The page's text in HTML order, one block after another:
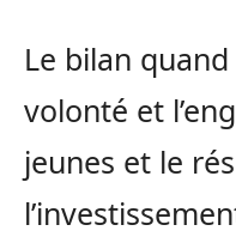
Le bilan quand
volonté et
jeunes et le